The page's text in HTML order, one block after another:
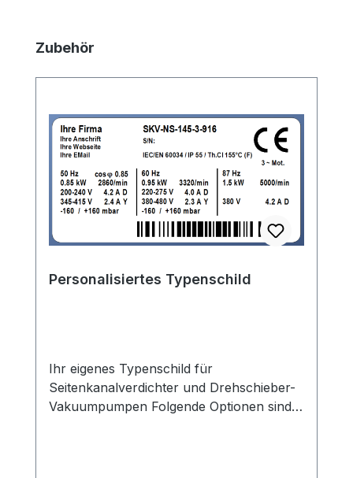
Produktgalerie überspringen
Zubehör
Personalisiertes Typenschild
Ihr eigenes Typenschild für
Seitenkanalverdichter und Drehschieber-
Vakuumpumpen Folgende Optionen sind